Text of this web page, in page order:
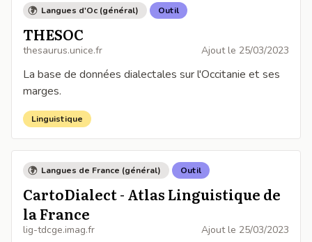
Langues d'Oc (général) Outil
THESOC
thesaurus.unice.fr Ajout le 25/03/2023
La base de données dialectales sur l'Occitanie et ses
marges.
Linguistique
Langues de France (général) Outil
CartoDialect - Atlas Linguistique de
la France
lig-tdcge.imag.fr Ajout le 25/03/2023